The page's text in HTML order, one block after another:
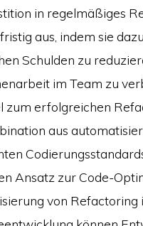
in regelmäßiges
aus, indem sie
Schulden zu
im Team zu
zum erfolgreichen
aus
Ansatz zur Code-
von Refactoring